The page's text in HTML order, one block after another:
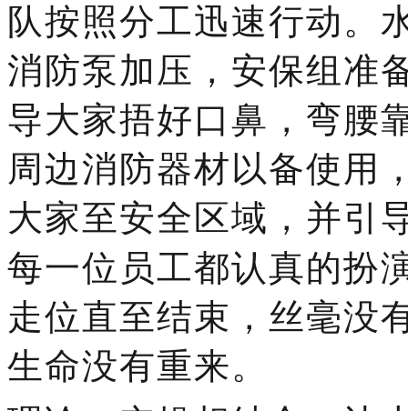
队按照分工迅速行动。
消防泵加压，安保组准
导大家捂好口鼻，弯腰
周边消防器材以备使用
大家至安全区域，并引
每一位员工都认真的扮
走位直至结束，丝毫没
生命没有重来。